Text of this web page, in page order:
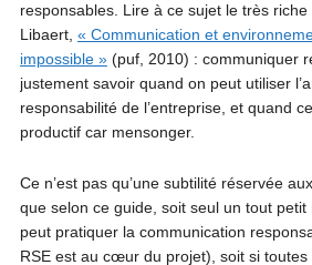
responsables. Lire à ce sujet le très
Libaert, « Communication et
impossible »(puf, 2010) : communiquer
justement savoir quand on peut utiliser
responsabilité de l’entreprise, et quand
productif car mensonger.
Ce n’est pas qu’une subtilité réservée
que selon ce guide, soit seul un tout petit
peut pratiquer la communication
RSE est au cœur du projet), soit si